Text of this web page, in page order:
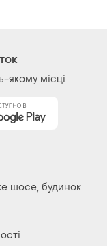
якому місці
шосе, будинок